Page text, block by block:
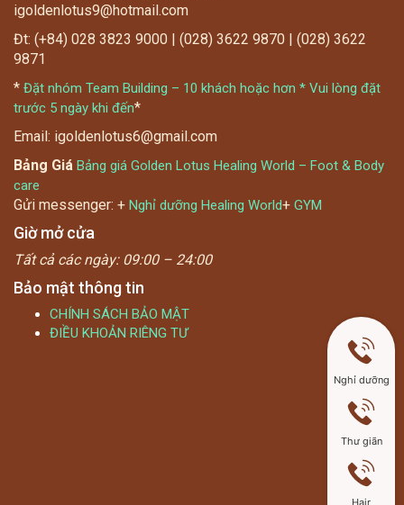
igoldenlotus9@hotmail.com
Đt: (+84) 028 3823 9000 | (028) 3622 9870 | (028) 3622
9871
* Đặt nhóm Team Building – 10 khách hoặc hơn * Vui lòng đặt
trước 5 ngày khi đến*
Email: igoldenlotus6@gmail.com
Bảng Giá Bảng giá Golden Lotus Healing World – Foot & Body
care
Gửi messenger: + Nghỉ dưỡng Healing World+ GYM
Giờ mở cửa
Tất cả các ngày: 09:00 – 24:00
Bảo mật thông tin
CHÍNH SÁCH BẢO MẬT
ĐIỀU KHOẢN RIÊNG TƯ
Nghỉ dưỡng
Thư giãn
Hair